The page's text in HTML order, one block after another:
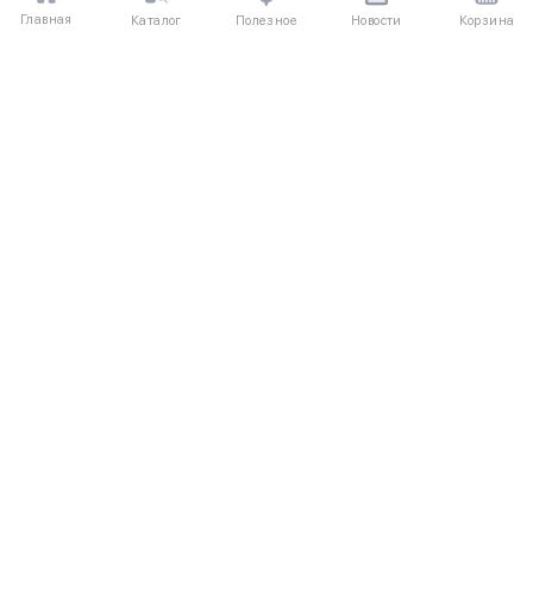
Главная Каталог Полезное Новости Корзина